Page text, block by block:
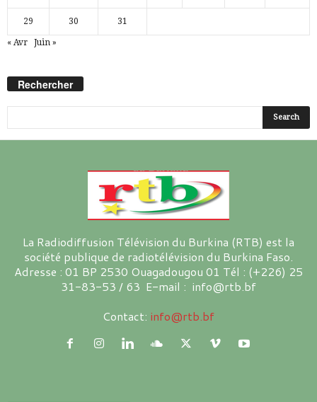
29 30 31
« Avr Juin »
Rechercher
La Radiodiffusion Télévision du Burkina (RTB) est la
société publique de radiotélévision du Burkina Faso.
Adresse : 01 BP 2530 Ouagadougou 01 Tél : (+226) 25
31-83-53 / 63 E-mail : info@rtb.bf
Contact: info@rtb.bf